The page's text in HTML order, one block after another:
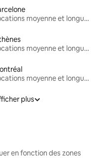
Locations moyenne et longue durée
Locations moyenne et longue durée
Locations moyenne et longue durée
plus
en fonction des zones